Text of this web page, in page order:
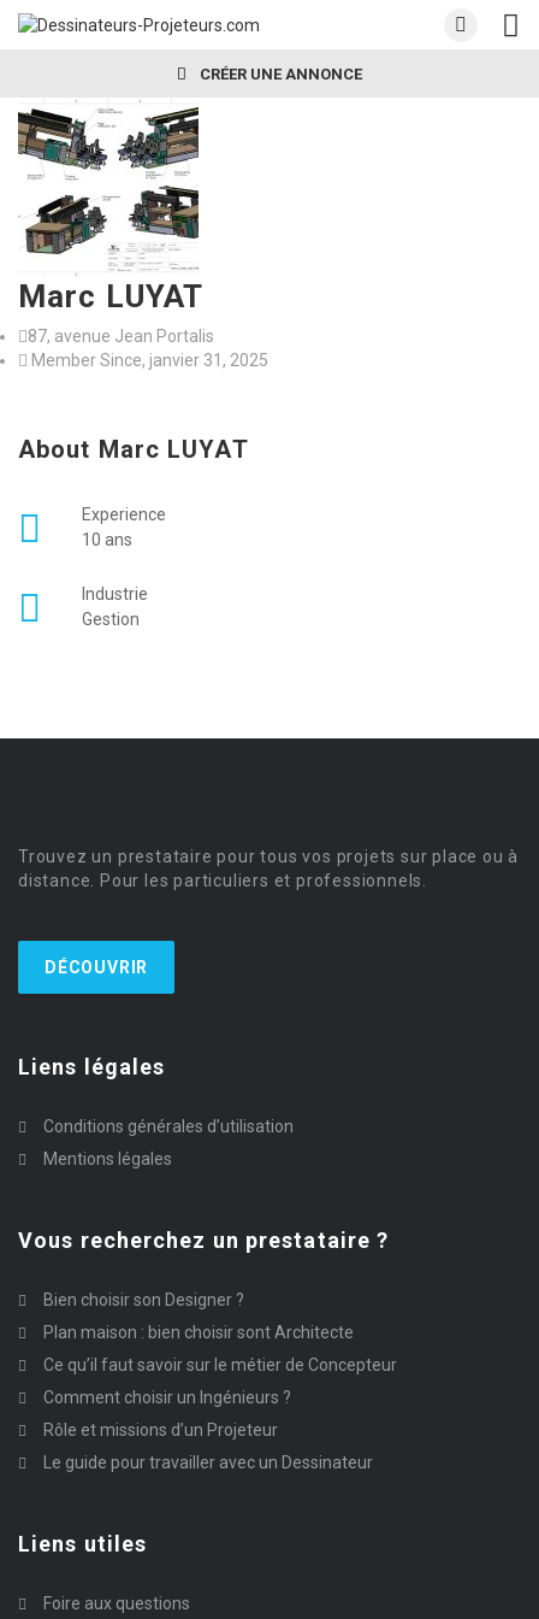
CRÉER UNE ANNONCE
Marc LUYAT
87, avenue Jean Portalis
Member Since, janvier 31, 2025
About Marc LUYAT
Experience
10 ans
Industrie
Gestion
Trouvez un prestataire pour tous vos projets sur place ou à
distance. Pour les particuliers et professionnels.
DÉCOUVRIR
Liens légales
Conditions générales d’utilisation
Mentions légales
Vous recherchez un prestataire ?
Bien choisir son Designer ?
Plan maison : bien choisir sont Architecte
Ce qu’il faut savoir sur le métier de Concepteur
Comment choisir un Ingénieurs ?
Rôle et missions d’un Projeteur
Le guide pour travailler avec un Dessinateur
Liens utiles
Foire aux questions